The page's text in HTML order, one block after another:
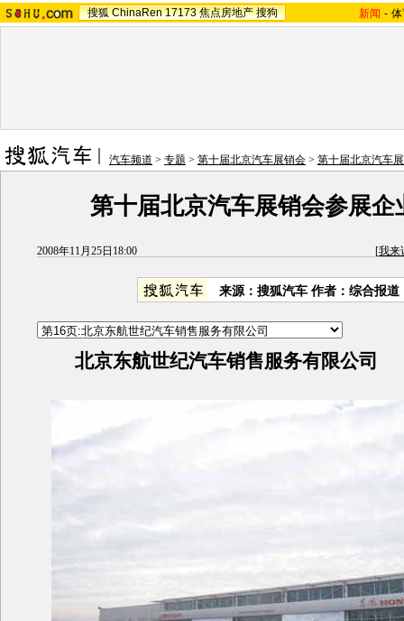
搜狐 ChinaRen 17173 焦点房地产 搜狗 新闻 -
汽车频道 > 专题 > 第十届北京汽车展销会 > 第十届北京汽车
第十届北京汽车展销会参展企
2008年11月25日18:00 [我来
来源：搜狐汽车 作者：综合报道
北京东航世纪汽车销售服务有限公司